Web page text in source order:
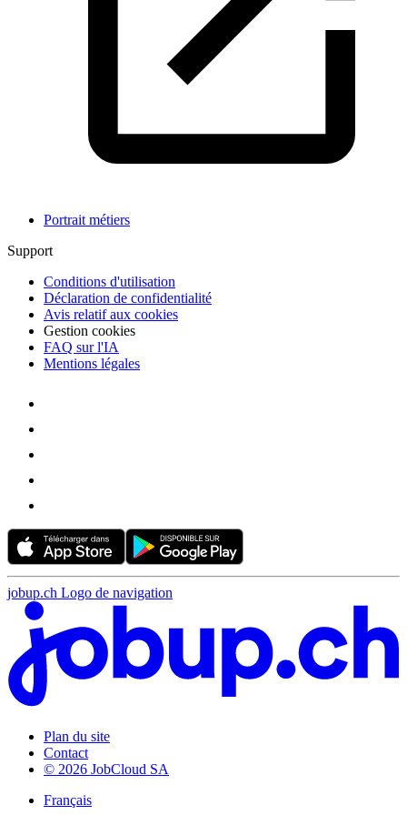
Portrait métiers
Support
Conditions d'utilisation
Déclaration de confidentialité
Avis relatif aux cookies
Gestion cookies
FAQ sur l'IA
Mentions légales
jobup.ch Logo de navigation
Plan du site
Contact
© 2026 JobCloud SA
Français